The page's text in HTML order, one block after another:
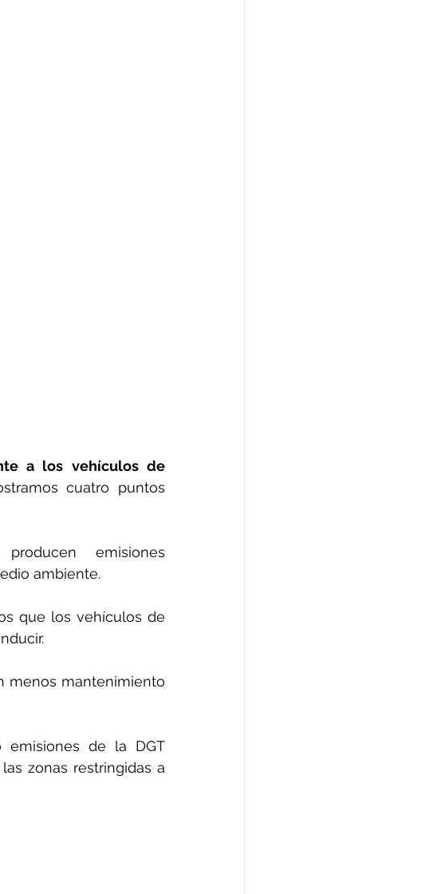
a los vehículos de
cuatro puntos
emisiones
ambiente.
que los vehículos de
menos mantenimiento
de la DGT
zonas restringidas a